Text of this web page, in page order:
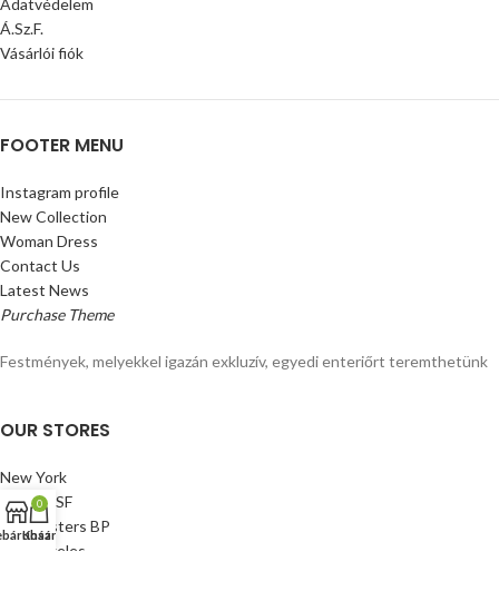
Adatvédelem
Á.Sz.F.
Vásárlói fiók
FOOTER MENU
Instagram profile
New Collection
Woman Dress
Contact Us
Latest News
Purchase Theme
Festmények, melyekkel igazán exkluzív, egyedi enteriőrt teremthetünk
OUR STORES
New York
London SF
Cockfosters BP
Los Angeles
0
Kosár